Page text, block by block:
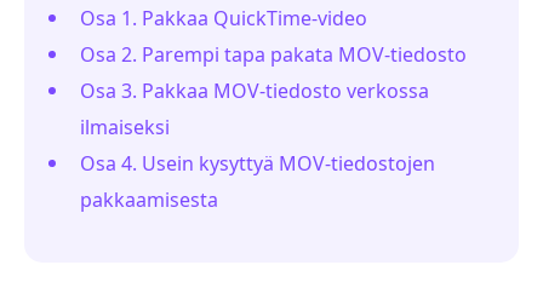
Osa 1. Pakkaa QuickTime-video
Osa 2. Parempi tapa pakata MOV-tiedosto
Osa 3. Pakkaa MOV-tiedosto verkossa
ilmaiseksi
Osa 4. Usein kysyttyä MOV-tiedostojen
pakkaamisesta